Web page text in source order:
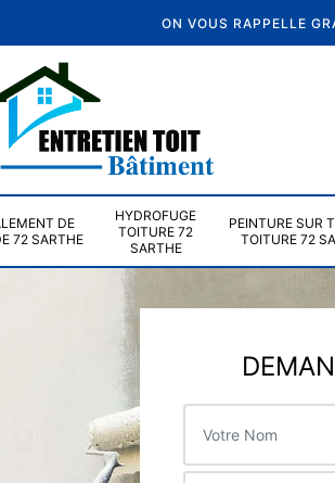
ON VOUS RAPPELLE
DE
72 SARTHE
HYDROFUGE
TOITURE 72
SARTHE
PEINTURE SUR
TOITURE 72